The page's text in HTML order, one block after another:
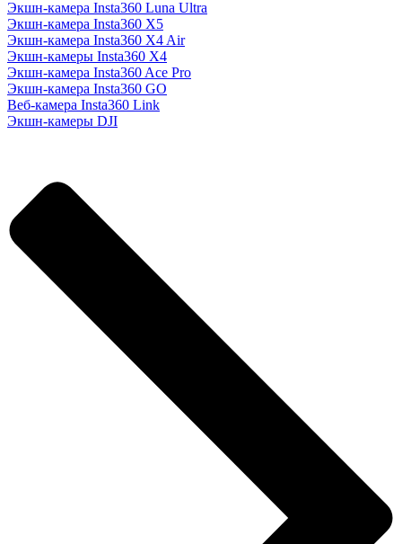
Экшн-камера Insta360 Luna Ultra
Экшн-камера Insta360 X5
Экшн-камера Insta360 X4 Air
Экшн-камеры Insta360 X4
Экшн-камера Insta360 Ace Pro
Экшн-камера Insta360 GO
Веб-камера Insta360 Link
Экшн-камеры DJI